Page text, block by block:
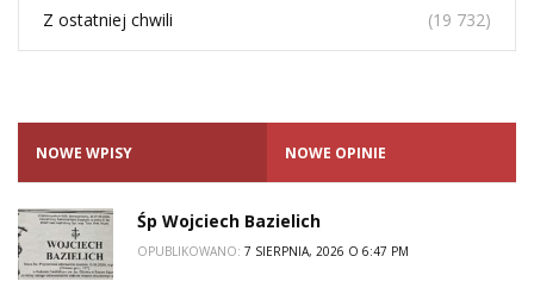
Z ostatniej chwili (19 732)
NOWE WPISY NOWE OPINIE
Śp Wojciech Bazielich
OPUBLIKOWANO: 7 SIERPNIA, 2026 O 6:47 PM